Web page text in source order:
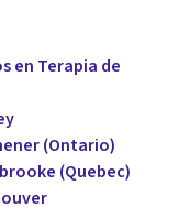
en Terapia de
(Ontario)
(Quebec)